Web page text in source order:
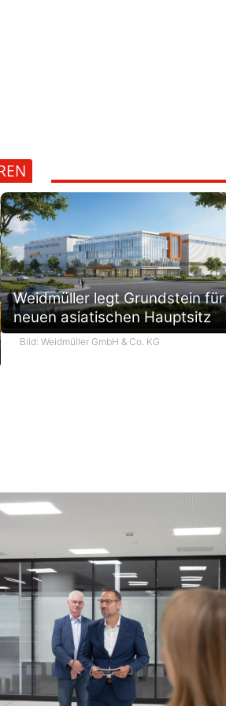
Weidmüller legt Grundstein für
neuen asiatischen Hauptsitz
Bild: Weidmüller GmbH & Co. KG